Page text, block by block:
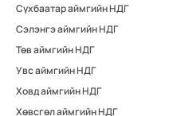
Сүхбаатар аймгийн НДГ
Сэлэнгэ аймгийн НДГ
Төв аймгийн НДГ
Увс аймгийн НДГ
Ховд аймгийн НДГ
Хөвсгөл аймгийн НДГ